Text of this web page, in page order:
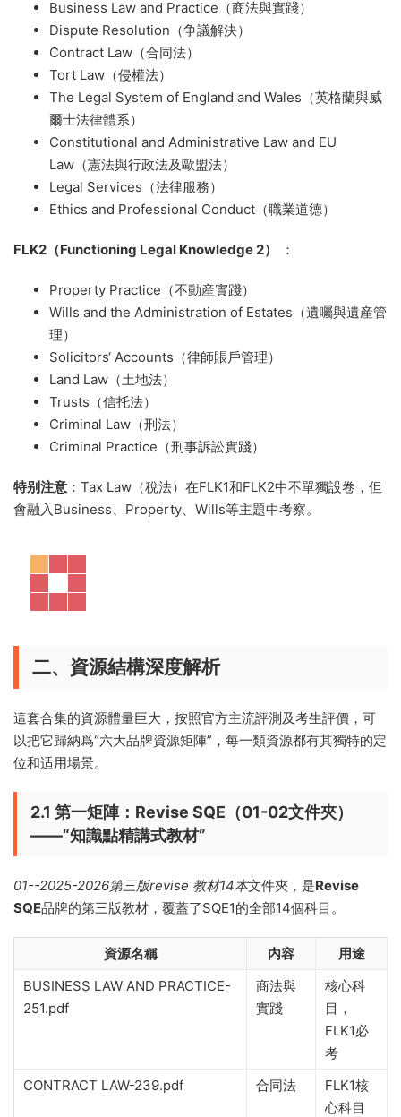
Business Law and Practice（商法與實踐）
Dispute Resolution（争議解決）
Contract Law（合同法）
Tort Law（侵權法）
The Legal System of England and Wales（英格蘭與威
爾士法律體系）
Constitutional and Administrative Law and EU
Law（憲法與行政法及歐盟法）
Legal Services（法律服務）
Ethics and Professional Conduct（職業道德）
FLK2（Functioning Legal Knowledge 2） ：
Property Practice（不動産實踐）
Wills and the Administration of Estates（遺囑與遺産管
理）
Solicitors‘ Accounts（律師賬戶管理）
Land Law（土地法）
Trusts（信托法）
Criminal Law（刑法）
Criminal Practice（刑事訴訟實踐）
特别注意 ：Tax Law（稅法）在FLK1和FLK2中不單獨設卷，但
會融入Business、Property、Wills等主題中考察。
二、資源結構深度解析
這套合集的資源體量巨大，按照官方主流評測及考生評價，可
以把它歸納爲“六大品牌資源矩陣”，每一類資源都有其獨特的定
位和适用場景。
2.1 第一矩陣：Revise SQE（01-02文件夾）
——“知識點精講式教材”
01--2025-2026第三版revise 教材14本文件夾，是Revise
SQE品牌的第三版教材，覆蓋了SQE1的全部14個科目。
資源名稱 内容
用途
BUSINESS LAW AND PRACTICE-
251.pdf
商法與
實踐
核心科
目，
FLK1必
考
CONTRACT LAW-239.pdf
合同法
FLK1核
心科目